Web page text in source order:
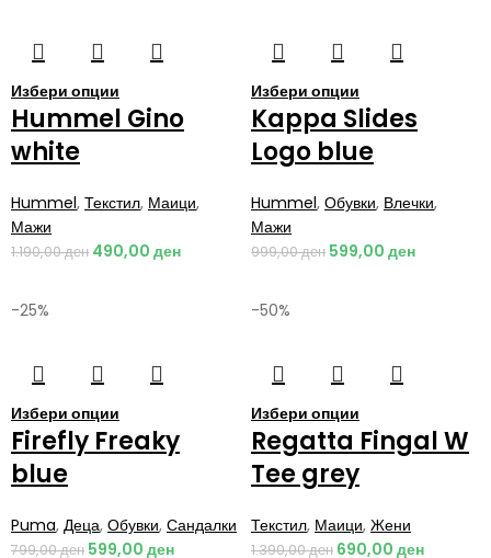
Избери опции
Hummel Gino
white
Hummel, Текстил, Маици,
Мажи
1.190,00ден 490,00 ден
Избери опции
Kappa Slides
Logo blue
Hummel, Обувки, Влечки,
Мажи
999,00ден 599,00 ден
-25%
Избери опции
Firefly Freaky
blue
Puma, Деца, Обувки, Сандалки
799,00ден 599,00 ден
-50%
Избери опции
Regatta Fingal W
Tee grey
Текстил, Маици, Жени
1.390,00ден 690,00 ден